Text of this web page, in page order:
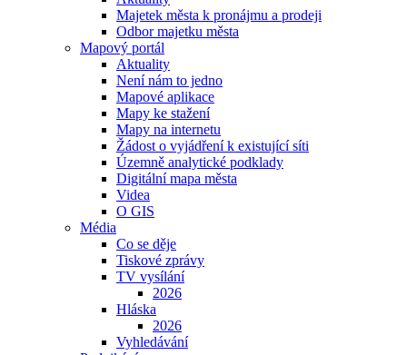
Majetek města k pronájmu a prodeji
Odbor majetku města
Mapový portál
Aktuality
Není nám to jedno
Mapové aplikace
Mapy ke stažení
Mapy na internetu
Žádost o vyjádření k existující síti
Územně analytické podklady
Digitální mapa města
Videa
O GIS
Média
Co se děje
Tiskové zprávy
TV vysílání
2026
Hláska
2026
Vyhledávání